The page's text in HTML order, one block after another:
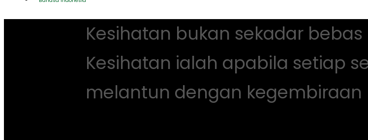
Kesihatan bukan sekadar
Kesihatan ialah apabila setiap
melantun dengan kegembiraan